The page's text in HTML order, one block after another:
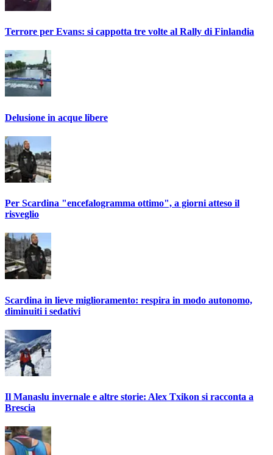
Terrore per Evans: si cappotta tre volte al Rally di Finlandia
Delusione in acque libere
Per Scardina "encefalogramma ottimo", a giorni atteso il
risveglio
Scardina in lieve miglioramento: respira in modo autonomo,
diminuiti i sedativi
Il Manaslu invernale e altre storie: Alex Txikon si racconta a
Brescia